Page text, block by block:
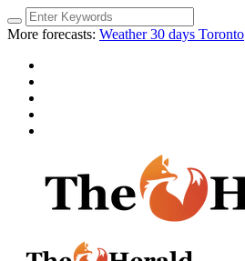
More forecasts: Weather 30 days Toronto